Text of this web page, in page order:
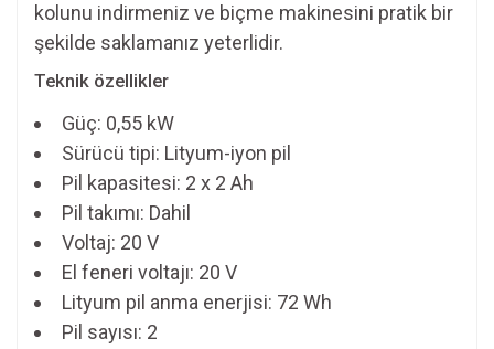
kolunu indirmeniz ve biçme makinesini pratik bir
şekilde saklamanız yeterlidir.
Teknik özellikler
Güç: 0,55 kW
Sürücü tipi: Lityum-iyon pil
Pil kapasitesi: 2 x 2 Ah
Pil takımı: Dahil
Voltaj: 20 V
El feneri voltajı: 20 V
Lityum pil anma enerjisi: 72 Wh
Pil sayısı: 2